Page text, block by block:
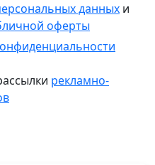
данных и
оферты
рекламно-